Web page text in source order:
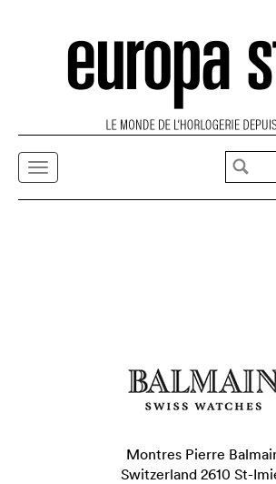
Montres Pierre
Switzerland 2610 St-